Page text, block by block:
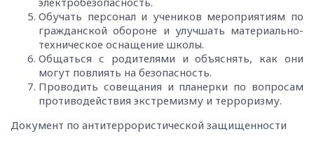
Обучать персонал и учеников мероприятиям по
гражданской обороне и улучшать материально-
техническое оснащение школы.
Общаться с родителями и объяснять, как они
могут повлиять на безопасность.
Проводить совещания и планерки по вопросам
противодействия экстремизму и терроризму.
Документ по антитеррористической защищенности